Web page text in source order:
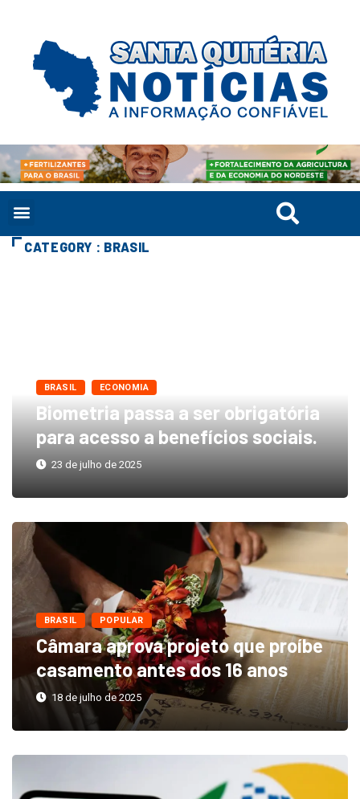
CATEGORY : BRASIL
BRASIL ECONOMIA
Biometria passa a ser obrigatória
para acesso a benefícios sociais.
23 de julho de 2025
BRASIL POPULAR
Câmara aprova projeto que proíbe
casamento antes dos 16 anos
18 de julho de 2025